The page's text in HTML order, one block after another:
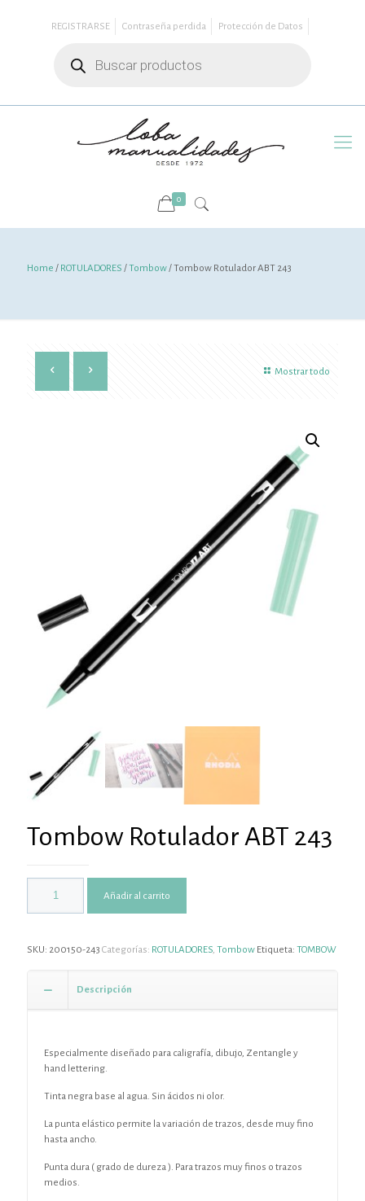
REGISTRARSE Contraseña perdida
Protección de Datos
productos
0
Home / ROTULADORES /Tombow/ Tombow Rotulador ABT 243
Mostrar todo
Tombow Rotulador ABT 243
Añadir al carrito
SKU: 200150-243 Categorías: ROTULADORES Tombow Etiqueta: TOMBOW
Descripción
Especialmente diseñado para caligrafía, dibujo, Zentangle y
hand lettering.
Tinta negra base al agua. Sin ácidos ni olor.
La punta elástico permite la variación de trazos, desde muy fino
hasta ancho.
Punta dura ( grado de dureza ). Para trazos muy finos o trazos
medios.